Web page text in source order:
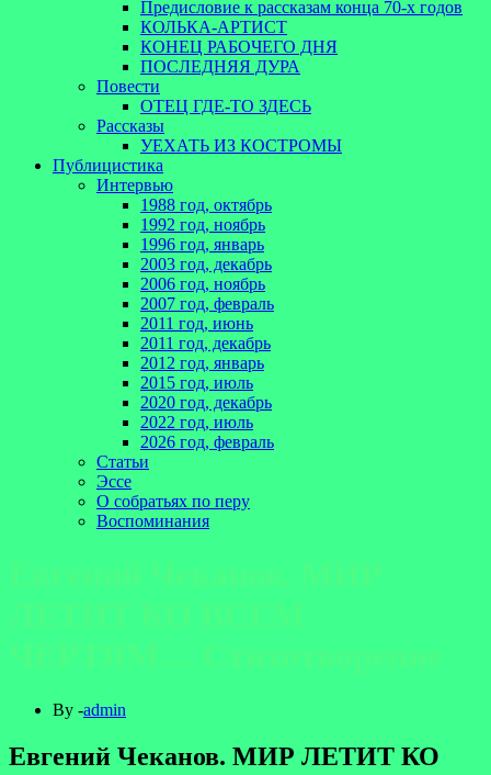
Предисловие к рассказам конца 70-х годов
КОЛЬКА-АРТИСТ
КОНЕЦ РАБОЧЕГО ДНЯ
ПОСЛЕДНЯЯ ДУРА
Повести
ОТЕЦ ГДЕ-ТО ЗДЕСЬ
Рассказы
УЕХАТЬ ИЗ КОСТРОМЫ
Публицистика
Интервью
1988 год, октябрь
1992 год, ноябрь
1996 год, январь
2003 год, декабрь
2006 год, ноябрь
2007 год, февраль
2011 год, июнь
2011 год, декабрь
2012 год, январь
2015 год, июль
2020 год, декабрь
2022 год, июль
2026 год, февраль
Статьи
Эссе
О собратьях по перу
Воспоминания
By -admin
Евгений Чеканов. МИР ЛЕТИТ КО